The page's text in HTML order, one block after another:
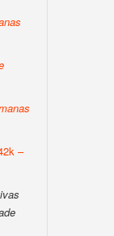
–